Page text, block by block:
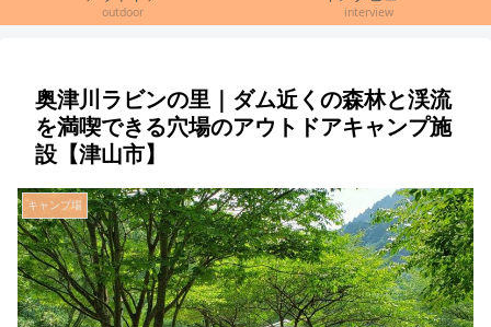
outdoor interview
奥津川ラビンの里｜ダム近くの森林と渓流
を満喫できる穴場のアウトドアキャンプ施
設【津山市】
キャンプ場